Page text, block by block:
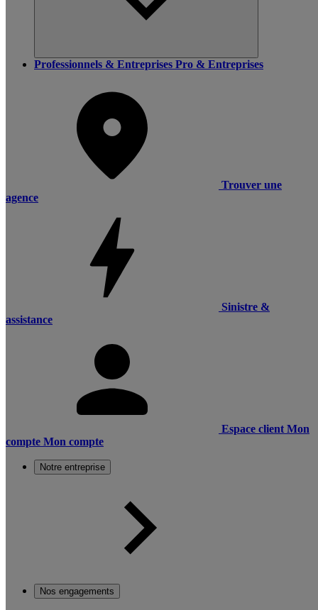
Professionnels & Entreprises Pro & Entreprises
Trouver une
agence
Sinistre &
assistance
Espace client Mon
compte Mon compte
Notre entreprise
Nos engagements